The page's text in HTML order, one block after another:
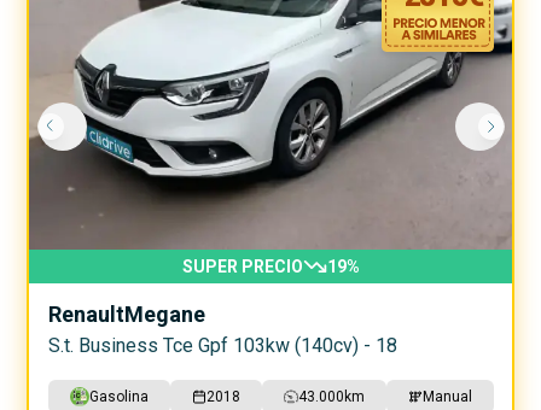
SUPER PRECIO 19%
RenaultMegane
S.t. Business Tce Gpf 103kw (140cv) - 18
Gasolina 2018 43.000 km Manual